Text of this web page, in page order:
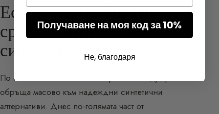
Естествена амбра гри
срещу Ambroxan:
синтезът
По етични и икономически причини индустрията се
обръща масово към надеждни синтетични
алтернативи. Днес по-голямата част от
Получаване на моя код за 10%
Не, благодаря